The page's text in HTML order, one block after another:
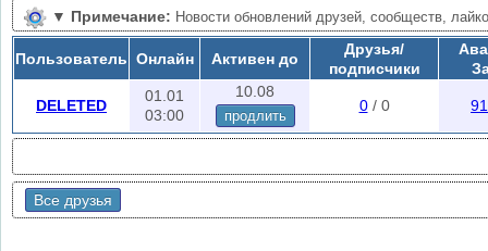
▼ Примечание: Новости обновлений друзей, сообществ,
Пользователь Онлайн Активен до
Друзья/
подписчики
DELETED
01.01
03:00
10.08
продлить
0/ 0 91
Все друзья